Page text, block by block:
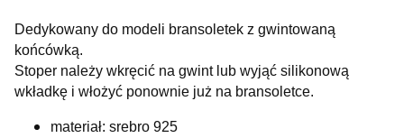
Dedykowany do modeli bransoletek z gwintowaną
końcówką.
Stoper należy wkręcić na gwint lub wyjąć silikonową
wkładkę i włożyć ponownie już na bransoletce.
materiał: srebro 925